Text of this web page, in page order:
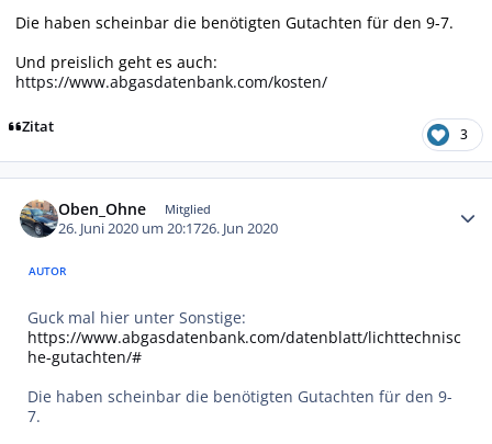
Die haben scheinbar die benötigten Gutachten für den 9-7.
Und preislich geht es auch:
https://www.abgasdatenbank.com/kosten/
Zitat 3
Oben_Ohne Mitglied
26. Juni 2020 um 20:1726. Jun 2020
AUTOR
Guck mal hier unter Sonstige:
https://www.abgasdatenbank.com/datenblatt/lichttechnisc
he-gutachten/#
Die haben scheinbar die benötigten Gutachten für den 9-
7.